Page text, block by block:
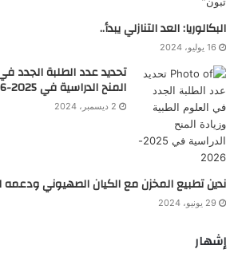
البكالوريا: العد التنازلي يبدأ..
16 يوليو، 2024
تحديد عدد الطلبة الجدد
المنح الدراسية في 2025-2026
2 ديسمبر، 2024
ندين تطبيع المخزن مع الكيان الصهيوني
29 يونيو، 2024
إشهار